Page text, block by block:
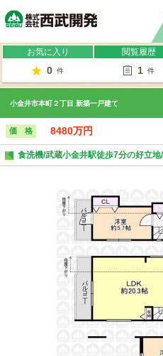
お気に入り
0 件
閲覧履歴
1 件
小金井市本町２丁目 新築一戸建て
価 格 8480万円
食洗機/武蔵小金井駅徒歩7分の好立